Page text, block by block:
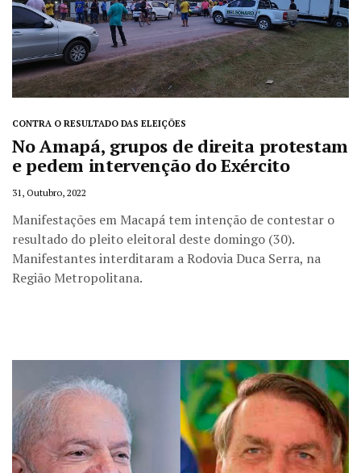
CONTRA O RESULTADO DAS ELEIÇÕES
No Amapá, grupos de direita protestam
e pedem intervenção do Exército
31, Outubro, 2022
Manifestações em Macapá tem intenção de contestar o
resultado do pleito eleitoral deste domingo (30).
Manifestantes interditaram a Rodovia Duca Serra, na
Região Metropolitana.